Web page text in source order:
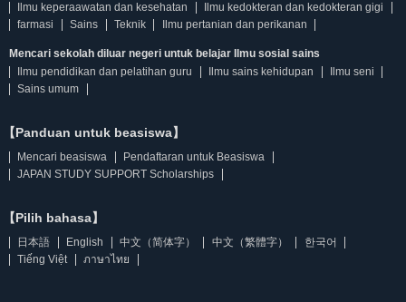
Ilmu keperaawatan dan kesehatan
Ilmu kedokteran dan kedokteran gigi
farmasi
Sains Teknik Ilmu pertanian dan perikanan
Mencari sekolah diluar negeri untuk belajar Ilmu sosial sains
Ilmu pendidikan dan pelatihan guru
Ilmu sains kehidupan
Ilmu seni
Sains umum
【Panduan untuk beasiswa】
Mencari beasiswa
Pendaftaran untuk Beasiswa
JAPAN STUDY SUPPORT Scholarships
【Pilih bahasa】
日本語 English 中文（简体字） 中文（繁體字）
한국어
Tiếng Việt
ภาษาไทย